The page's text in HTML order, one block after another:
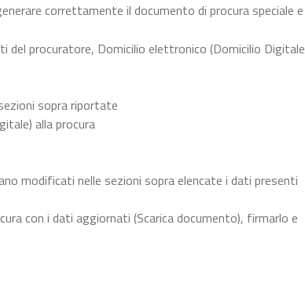
correttamente il documento di procura speciale e
del procuratore, Domicilio elettronico (Domicilio Digitale
sopra riportate
alla procura
modificati nelle sezioni sopra elencate i dati presenti
con i dati aggiornati (Scarica documento), firmarlo e